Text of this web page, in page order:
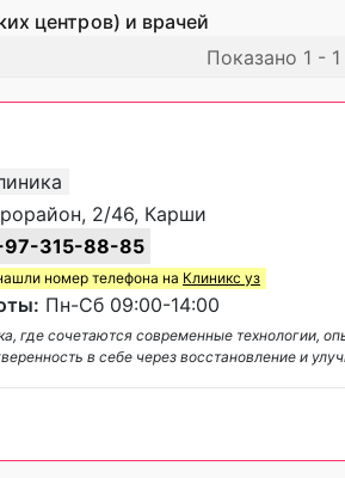
центров) и врачей
Показано 1 - 1
2/46, Карши
315-88-85
номер телефона на Клиникс уз
Пн-Сб 09:00-14:00
где сочетаются современные технологии,
в себе через восстановление и